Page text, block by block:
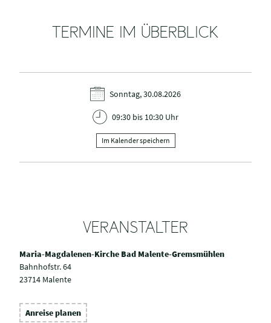
TERMINE IM ÜBERBLICK
Sonntag, 30.08.2026
09:30 bis 10:30 Uhr
Im Kalender speichern
VERANSTALTER
Maria-Magdalenen-Kirche Bad Malente-Gremsmühlen
Bahnhofstr. 64
23714 Malente
Anreise planen